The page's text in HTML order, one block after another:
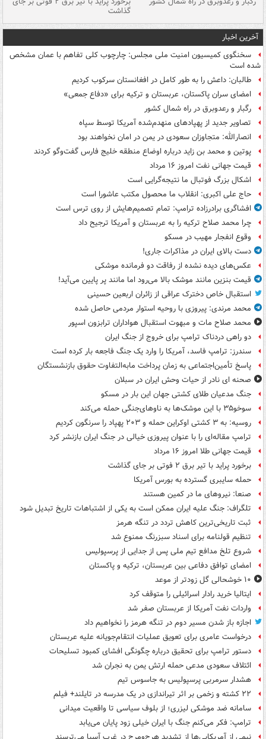
گذاشت
آخرین اخبار
سخنگوی کمیسیون امنیت ملی مجلس: چارچوب کلی تفاهم با عمان مشخص
شده است
طالبان: داعش را به طور کامل در افغانستان سرکوب کردیم
امضای سران پاکستان، عربستان و ترکیه برای «دفاع جمعی»
رگبار و رعدوبرق در راه شمال کشور
تصاویر جدید از پهپادهای منهدم‌شده آمریکا توسط سپاه
انصارالله: متجاوزان سعودی در یمن در امان نخواهند بود
پوتین و محمد بن زاید درباره اوضاع منطقه خلیج فارس گفت‌وگو کردند
قیمت جهانی نفت امروز ۱۶ مرداد
اشکال بزرگ فوتبال ما نتیجه‌گرایی است
حاج علی اکبری: انقلاب ما محصول مکتب عاشورا است
افشاگری برادرزاده ترامپ: تمام تصمیم‌هایش از روی ترس است
چرا محمد صلاح ترکیه را به عربستان و آمریکا ترجیح داد
وقوع انفجار مهیب در مسکو
دست بالای ایران در مذاکرات جاری!
عکس‌های دیده نشده از رفاقت دو فرمانده‌ موشکی
قیمت بنزین مانند موشک بالا می‌رود اما مانند پر پایین می‌آید!
استقبال خاص دخترک عراقی از زائران اربعین حسینی
محمد مرندی: پیروزی با روحیه استوار مردمی حاصل شده
محمد صلاح مات و مبهوت استقبال هواداران ترابزون اسپور
دو راهی دردناک ترامپ برای خروج از جنگ ایران
سندرز: ترامپ فاسد، آمریکا را وارد یک جنگ فاجعه بار کرده است
پاسخ تأمین‌اجتماعی به زمان پرداخت مابه‌التفاوت حقوق بازنشستگان
صحنه ای نادر از حیات وحش ایران در سبلان
جنگ مدعیان طلای کشتی جهان این بار در مسکو
سوخو۳۵ با این موشک‌ها به ناوهای‌جنگی حمله می‌کند
روسیه: به ۳ کشتی اوکراین حمله و ۲۰۳ پهپاد را سرنگون کردیم
ترامپ مقاله‌ای را با عنوان پیروزی خیالی در جنگ ایران بازنشر کرد
قیمت جهانی طلا امروز ۱۶ مرداد
برخورد پراید با تیر برق ۲ فوتی بر جای گذاشت
حمله سایبری گسترده به بورس آمریکا
صنعا: نیروهای ما در کمین‌ هستند
تلگراف: جنگ علیه ایران ممکن است به یکی از اشتباهات تاریخ تبدیل شود
ثبت تاریخی‌ترین کاهش تردد در تنگه هرمز
تنظیم قولنامه برای اسناد سبزرنگ ممنوع شد
شروع تلخ مدافع تیم ملی پس از جدایی از پرسپولیس
امضای توافق دفاعی بین عربستان، ترکیه و پاکستان
۱۰ خوشحالی گل زودتر از موعد
ایتالیا خرید رادار اسرائیلی را متوقف کرد
واردات نفت آمریکا از عربستان صفر شد
اجازه باز شدن مسیر دوم در تنگه هرمز را نخواهیم داد
درخواست عامری برای تعویق عملیات انتقام‌جویانه علیه عربستان
دستور ترامپ برای تحقیق درباره چگونگی افشای کمبود تسلیحات
ائتلاف سعودی مدعی حمله ارتش یمن به نجران شد
هشدار سرمربی پرسپولیس به جاسوس تیم
۲۲ کشته و زخمی بر اثر تیراندازی در یک مدرسه در تایلند+ فیلم
سامانه ضد موشکی لیزری؛ از بلوف سیاسی تا واقعیت میدانی
ترامپ: فکر می‌کنم جنگ با ایران خیلی زود پایان می‌یابد